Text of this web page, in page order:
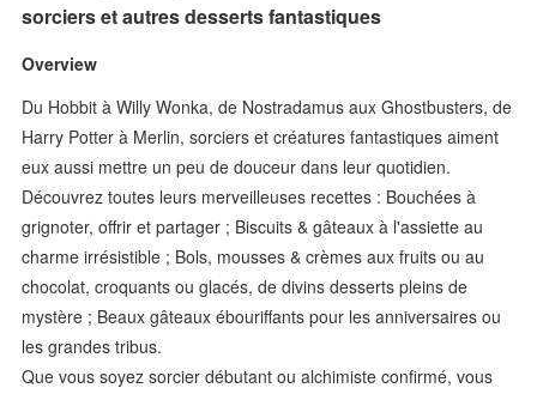
sorciers et autres desserts fantastiques
Overview
Du Hobbit à Willy Wonka, de Nostradamus aux Ghostbusters, de
Harry Potter à Merlin, sorciers et créatures fantastiques aiment
eux aussi mettre un peu de douceur dans leur quotidien.
Découvrez toutes leurs merveilleuses recettes : Bouchées à
grignoter, offrir et partager ; Biscuits & gâteaux à l'assiette au
charme irrésistible ; Bols, mousses & crèmes aux fruits ou au
chocolat, croquants ou glacés, de divins desserts pleins de
mystère ; Beaux gâteaux ébouriffants pour les anniversaires ou
les grandes tribus.
Que vous soyez sorcier débutant ou alchimiste confirmé, vous